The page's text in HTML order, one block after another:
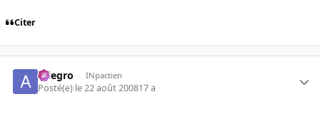
Citer
Allegro INpactien
Posté(e) le 22 août 200817 a